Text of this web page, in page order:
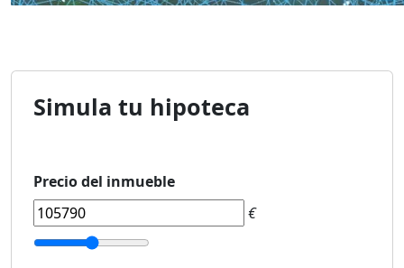
Simula tu hipoteca
Precio del inmueble
€